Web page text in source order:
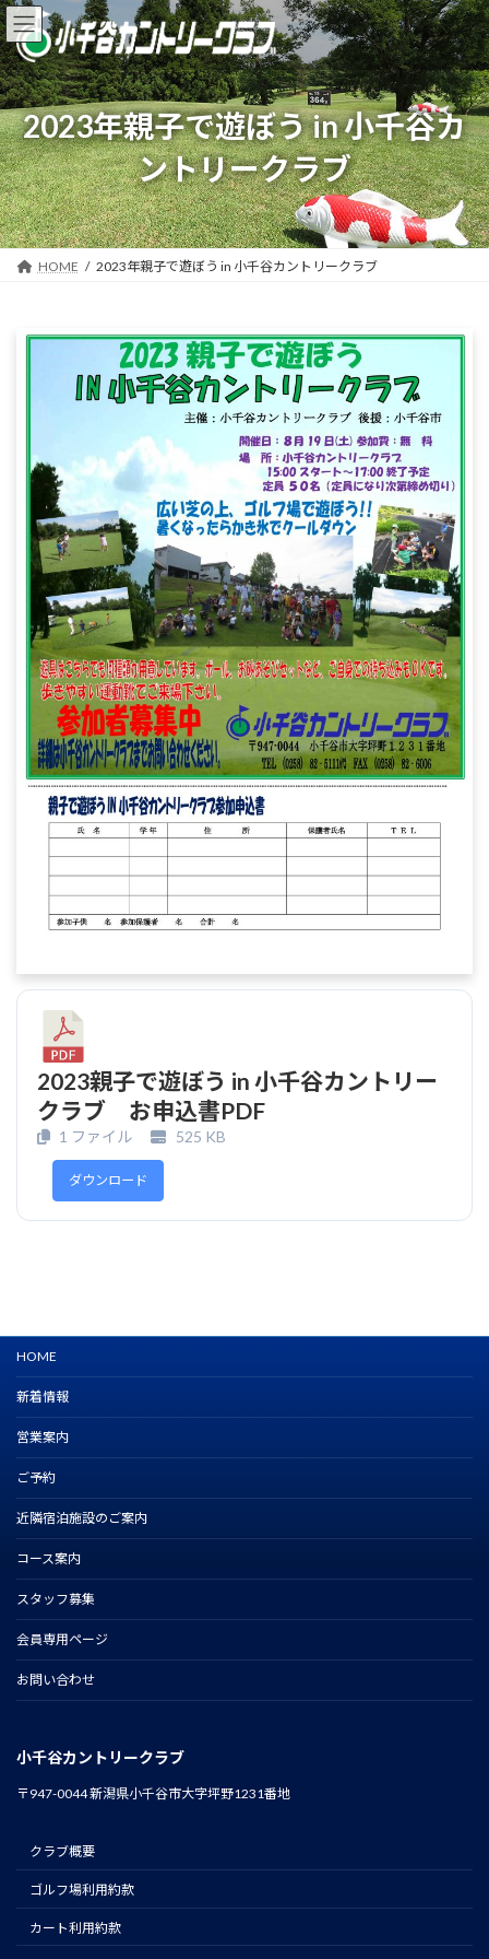
コ
ン
テ
ン
ツ
へ
ス
キ
ッ
プ
ナ
ビ
ゲ
ー
シ
ョ
ン
に
移
動
2023年親子で遊ぼう in 小千谷カ
ントリークラブ
HOME 2023年親子で遊ぼう in 小千谷カントリークラブ
2023親子で遊ぼう in 小千谷カントリー
クラブ お申込書PDF
1 ファイル 525 KB
ダウンロード
HOME
新着情報
営業案内
ご予約
近隣宿泊施設のご案内
コース案内
スタッフ募集
会員専用ページ
お問い合わせ
小千谷カントリークラブ
〒947-0044 新潟県小千谷市大字坪野1231番地
クラブ概要
ゴルフ場利用約款
カート利用約款